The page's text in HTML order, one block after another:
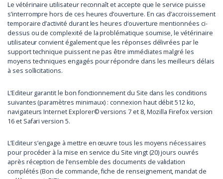
Le vétérinaire utilisateur reconnaît et accepte que le service puisse
s’interrompre hors de ces heures d’ouverture. En cas d’accroissement
temporaire d’activité durant les heures d’ouverture mentionnées ci-
dessus ou de complexité de la problématique soumise, le vétérinaire
utilisateur convient également que les réponses délivrées par le
support technique puissent ne pas être immédiates malgré les
moyens techniques engagés pour répondre dans les meilleurs délais
à ses sollicitations.
L’Editeur garantit le bon fonctionnement du Site dans les conditions
suivantes (paramètres minimaux) : connexion haut débit 512 ko,
navigateurs Internet Explorer© versions 7 et 8, Mozilla Firefox version
16 et Safari version 5.
L’Editeur s’engage à mettre en œuvre tous les moyens nécessaires
pour procéder à la mise en service du Site vingt (20) jours ouvrés
après réception de l’ensemble des documents de validation
complétés (Bon de commande, fiche de renseignement, mandat de